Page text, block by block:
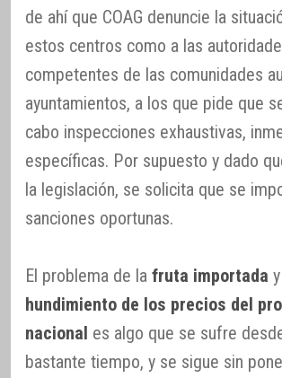
de ahí que COAG denuncie la
estos centros como a las
competentes de las comunidades
ayuntamientos, a los que pide que
cabo inspecciones exhaustivas,
específicas. Por supuesto y dado
la legislación, se solicita que se
sanciones oportunas.
El problema de la fruta importada
hundimiento de los precios del
nacional es algo que se sufre
bastante tiempo, y se sigue sin